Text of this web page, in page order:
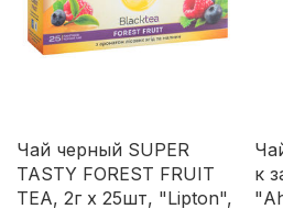
Чай черный SUPER
TASTY FOREST FRUIT
TEA, 2г х 25шт, "Lipton",
к